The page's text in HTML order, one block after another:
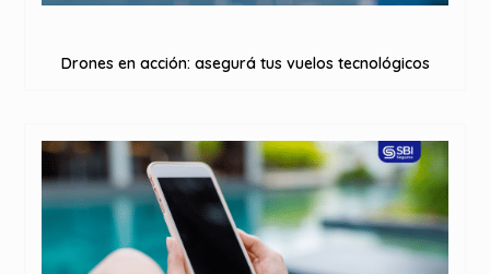
Drones en acción: asegurá tus vuelos tecnológicos